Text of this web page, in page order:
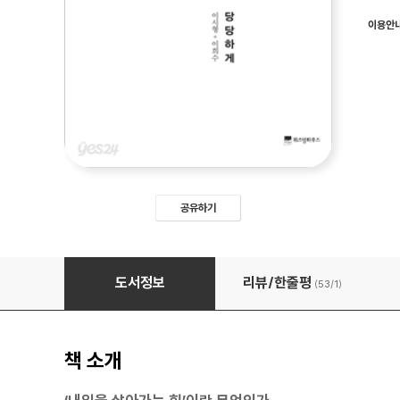
공유하기
이용안
인생내공 : 내일을 당당하게
도서정보 리뷰/한줄평 (53/1)
책 소개